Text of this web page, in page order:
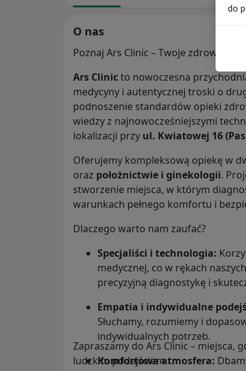
O nas
Poznaj Ars Clinic – Twoje zdrowie w
Ars Clinicto nowoczesna
medycyny i autentycznej troski o
podnoszenie standardów opieki
wiedzy z najnowocześniejszymi
lokalizacji przy ul. Kwiatowej 16
Oferujemy kompleksową opiekę w
oraz położnictwie i ginekologii.
stworzenie miejsca, w którym
warunkach pełnego komfortu i
Dlaczego warto nam zaufać?
Specjaliści i technologia:
medycznej, co w rękach
precyzyjną diagnostykę i
Empatia i indywidualne
Słuchamy, rozumiemy i
indywidualnych potrzeb.
Komfortowa atmosfera:
Zapraszamy do Ars Clinic – miejsca,
ludzkim podejściem.
do